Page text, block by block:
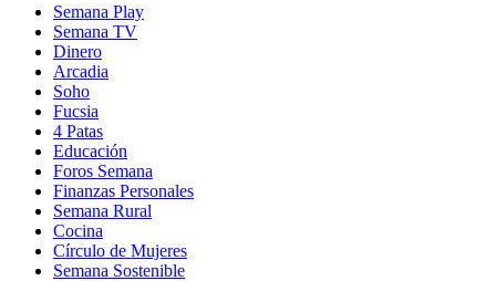
Semana Play
Semana TV
Dinero
Arcadia
Soho
in
new
window
Fucsia
in
new
window
4 Patas
Educación
Foros Semana
Finanzas Personales
Semana Rural
Cocina
Círculo de Mujeres
Semana Sostenible